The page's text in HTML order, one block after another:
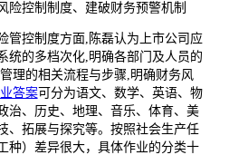
险控制制度、建破财务预警机制
管控制度方面,陈磊认为上市公司应
统的多档次化,明确各部门及人员的
理的相关流程与步骤,明确财务风
答案可分为语文、数学、英语、物
治、历史、地理、音乐、体育、美
、拓展与探究等。按照社会生产任
种）差异很大，具体作业的分类十